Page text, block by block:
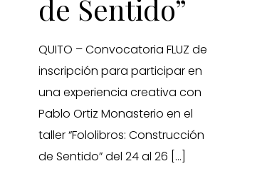
de Sentido”
QUITO – Convocatoria FLUZ de
inscripción para participar en
una experiencia creativa con
Pablo Ortiz Monasterio en el
taller “Fololibros: Construcción
de Sentido” del 24 al 26 […]